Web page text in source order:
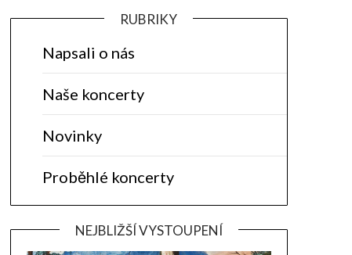
RUBRIKY
Napsali o nás
Naše koncerty
Novinky
Proběhlé koncerty
NEJBLIŽŠÍ VYSTOUPENÍ